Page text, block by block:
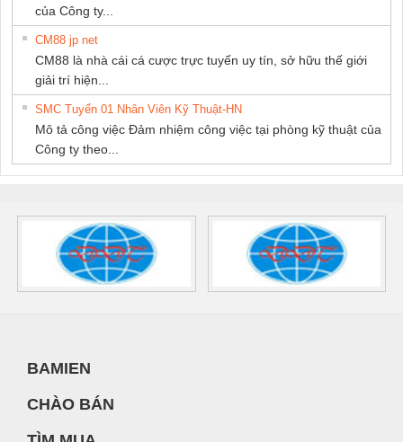
của Công ty...
CM88 jp net
CM88 là nhà cái cá cược trực tuyến uy tín, sở hữu thế giới
giải trí hiện...
SMC Tuyển 01 Nhân Viên Kỹ Thuật-HN
Mô tả công việc Đảm nhiệm công việc tại phòng kỹ thuật của
Công ty theo...
BAMIEN
CHÀO BÁN